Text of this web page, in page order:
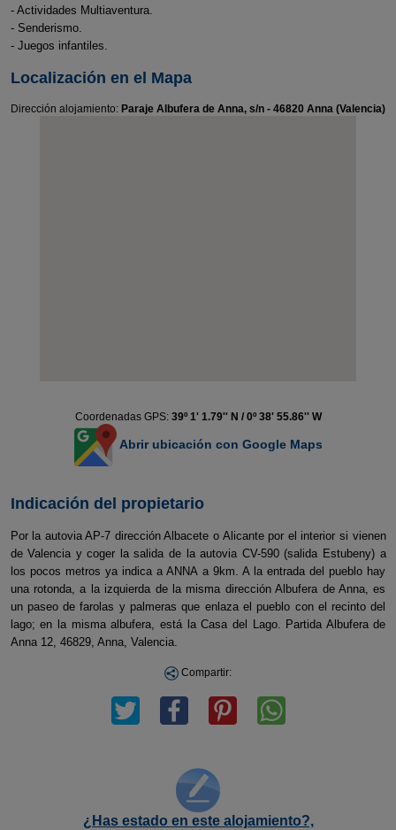
- Actividades Multiaventura.
- Senderismo.
- Juegos infantiles.
Localización en el Mapa
Dirección alojamiento: Paraje Albufera de Anna, s/n - 46820 Anna (Valencia)
Coordenadas GPS: 39º 1' 1.79'' N / 0º 38' 55.86'' W
Abrir ubicación con Google Maps
Indicación del propietario
Por la autovia AP-7 dirección Albacete o Alicante por el interior si vienen
de Valencia y coger la salida de la autovia CV-590 (salida Estubeny) a
los pocos metros ya indica a ANNA a 9km. A la entrada del pueblo hay
una rotonda, a la izquierda de la misma dirección Albufera de Anna, es
un paseo de farolas y palmeras que enlaza el pueblo con el recinto del
lago; en la misma albufera, está la Casa del Lago. Partida Albufera de
Anna 12, 46829, Anna, Valencia.
Compartir:
¿Has estado en este alojamiento?,